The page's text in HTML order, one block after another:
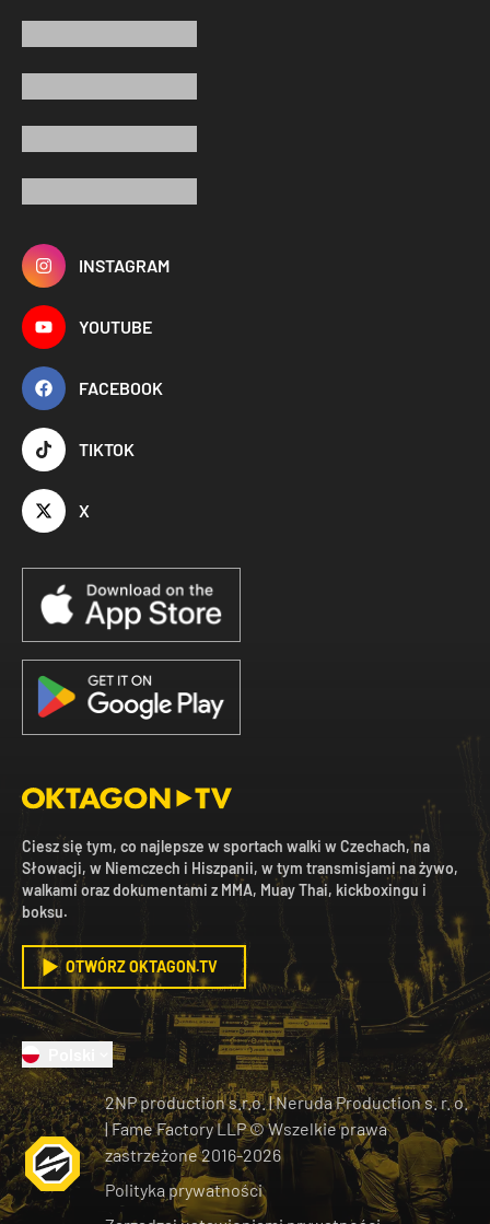
INSTAGRAM
YOUTUBE
FACEBOOK
TIKTOK
X
Ciesz się tym, co najlepsze w sportach walki w Czechach, na
Słowacji, w Niemczech i Hiszpanii, w tym transmisjami na żywo,
walkami oraz dokumentami z MMA, Muay Thai, kickboxingu i
boksu.
OTWÓRZ OKTAGON.TV
2NP production s.r.o.|Neruda Production s. r. o.
| Fame Factory LLP © Wszelkie prawa
zastrzeżone2016-2026
Polityka prywatności